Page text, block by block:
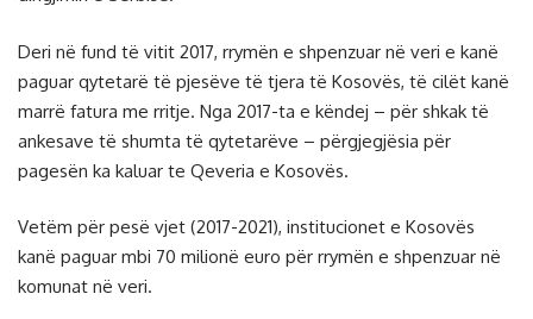
Deri në fund të vitit 2017, rrymën e shpenzuar në veri e kanë
paguar qytetarë të pjesëve të tjera të Kosovës, të cilët kanë
marrë fatura me rritje. Nga 2017-ta e këndej – për shkak të
ankesave të shumta të qytetarëve – përgjegjësia për
pagesën ka kaluar te Qeveria e Kosovës.
Vetëm për pesë vjet (2017-2021), institucionet e Kosovës
kanë paguar mbi 70 milionë euro për rrymën e shpenzuar në
komunat në veri.